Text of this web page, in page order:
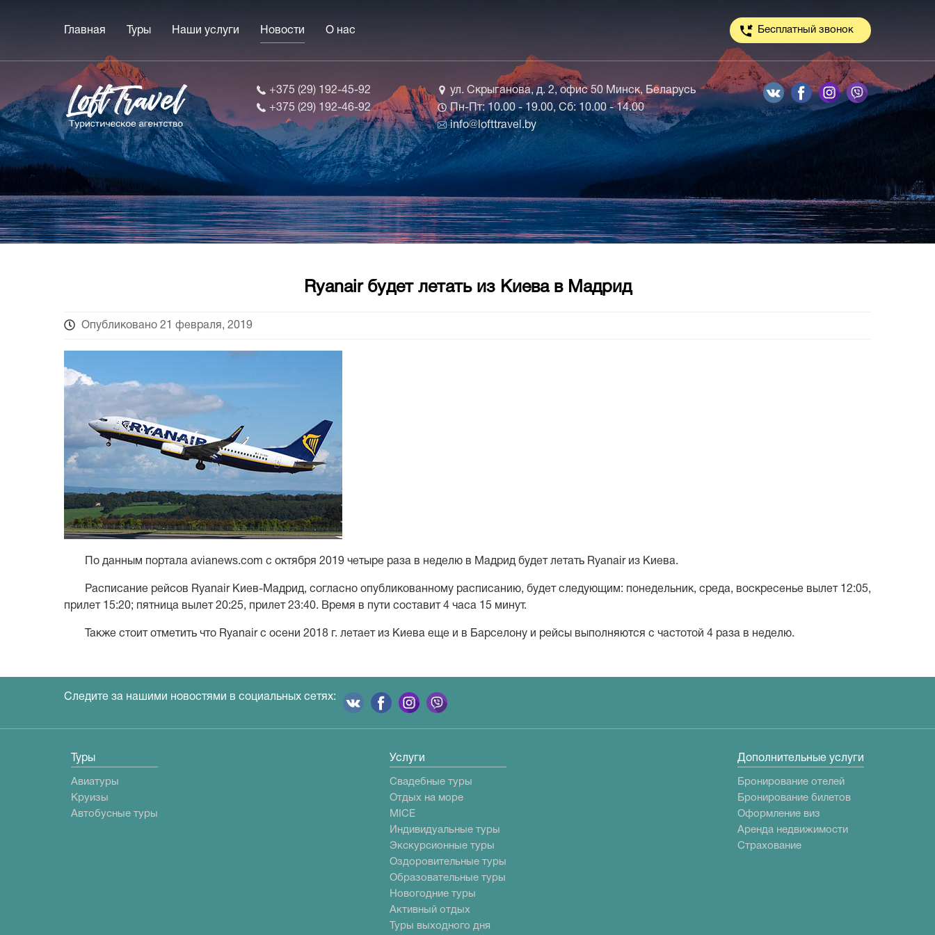
Главная Туры Наши услуги Новости О нас Бесплатный звонок
+375 (29) 192-45-92
+375 (29) 192-46-92
ул. Скрыганова, д. 2, офис 50 Минск, Беларусь
Пн-Пт: 10.00 - 19.00, Сб: 10.00 - 14.00
info@lofttravel.by
Ryanair будет летать из Киева в Мадрид
Опубликовано 21 февраля, 2019
По данным портала avianews.com с октября 2019 четыре раза в неделю в Мадрид будет летать Ryanair из Киева.
Расписание рейсов Ryanair Киев-Мадрид, согласно опубликованному расписанию, будет следующим: понедельник, среда, воскресенье вылет 12:05,
прилет 15:20; пятница вылет 20:25, прилет 23:40. Время в пути составит 4 часа 15 минут.
Также стоит отметить что Ryanair с осени 2018 г. летает из Киева еще и в Барселону и рейсы выполняются с частотой 4 раза в неделю.
Следите за нашими новостями в социальных сетях:
Туры
Авиатуры
Круизы
Автобусные туры
Услуги
Свадебные туры
Отдых на море
MICE
Индивидуальные туры
Экскурсионные туры
Оздоровительные туры
Образовательные туры
Новогодние туры
Активный отдых
Туры выходного дня
Дополнительные услуги
Бронирование отелей
Бронирование билетов
Оформление виз
Аренда недвижимости
Страхование